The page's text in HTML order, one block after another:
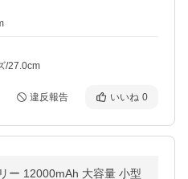
/27.0cm
違反報告 いいね 0
ー 12000mAh 大容量 小型